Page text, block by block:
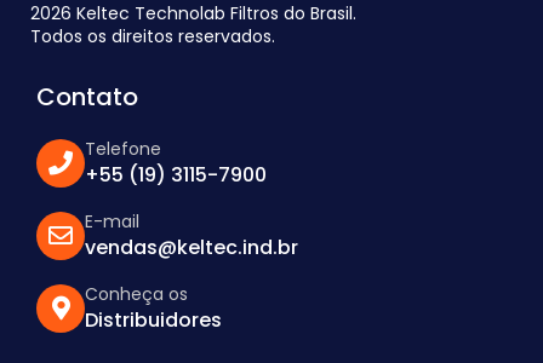
2026 Keltec Technolab Filtros do Brasil.
Todos os direitos reservados.
Contato
Telefone
+55 (19) 3115-7900
E-mail
vendas@keltec.ind.br
Conheça os
Distribuidores